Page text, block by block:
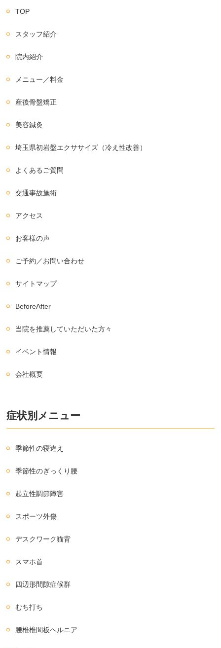
TOP
スタッフ紹介
院内紹介
メニュー／料金
産後骨盤矯正
美容鍼灸
埼玉県初岩盤エクササイズ（冷え性改善）
よくあるご質問
交通事故施術
アクセス
お客様の声
ご予約／お問い合わせ
サイトマップ
BeforeAfter
当院を推薦していただいた方々
イベント情報
会社概要
症状別メニュー
季節性の寝違え
季節性のぎっくり腰
起立性調節障害
スポーツ外傷
デスクワーク猫背
スマホ首
四辺形間隙症候群
むち打ち
腰椎椎間板ヘルニア